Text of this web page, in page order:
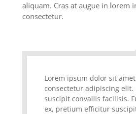
aliquam. Cras at augue in lorem
consectetur.
Lorem ipsum dolor sit
consectetur adipiscing elit.
suscipit convallis facilisis.
ex, pretium efficitur